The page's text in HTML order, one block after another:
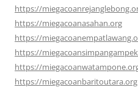
https://
https://miegacoanasahan.org
https://
https://
https://
https://miegacoanbaritoutara.org